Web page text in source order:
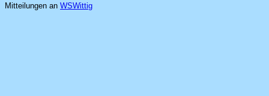
Mitteilungen an WSWittig